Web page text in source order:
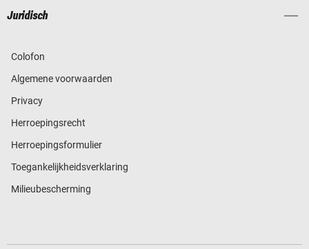
Juridisch
Colofon
Algemene voorwaarden
Privacy
Herroepingsrecht
Herroepingsformulier
Toegankelijkheidsverklaring
Milieubescherming